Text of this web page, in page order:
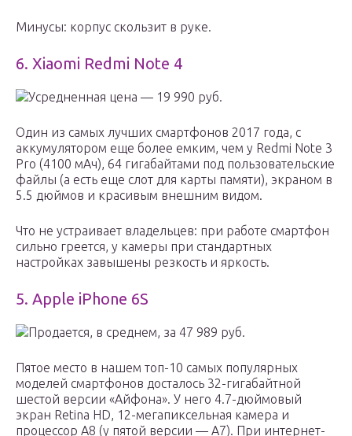
Минусы: корпус скользит в руке.
6. Xiaomi Redmi Note 4
Усредненная цена — 19 990 руб.
Один из самых лучших смартфонов 2017 года, с
аккумулятором еще более емким, чем у Redmi Note 3
Pro (4100 мАч), 64 гигабайтами под пользовательские
файлы (а есть еще слот для карты памяти), экраном в
5.5 дюймов и красивым внешним видом.
Что не устраивает владельцев: при работе смартфон
сильно греется, у камеры при стандартных
настройках завышены резкость и яркость.
5. Apple iPhone 6S
Продается, в среднем, за 47 989 руб.
Пятое место в нашем топ-10 самых популярных
моделей смартфонов досталось 32-гигабайтной
шестой версии «Айфона». У него 4.7-дюймовый
экран Retina HD, 12-мегапиксельная камера и
процессор A8 (у пятой версии — A7). При интернет-